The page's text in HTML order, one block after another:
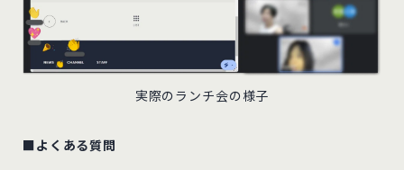
実際のランチ会の様子
■よくある質問